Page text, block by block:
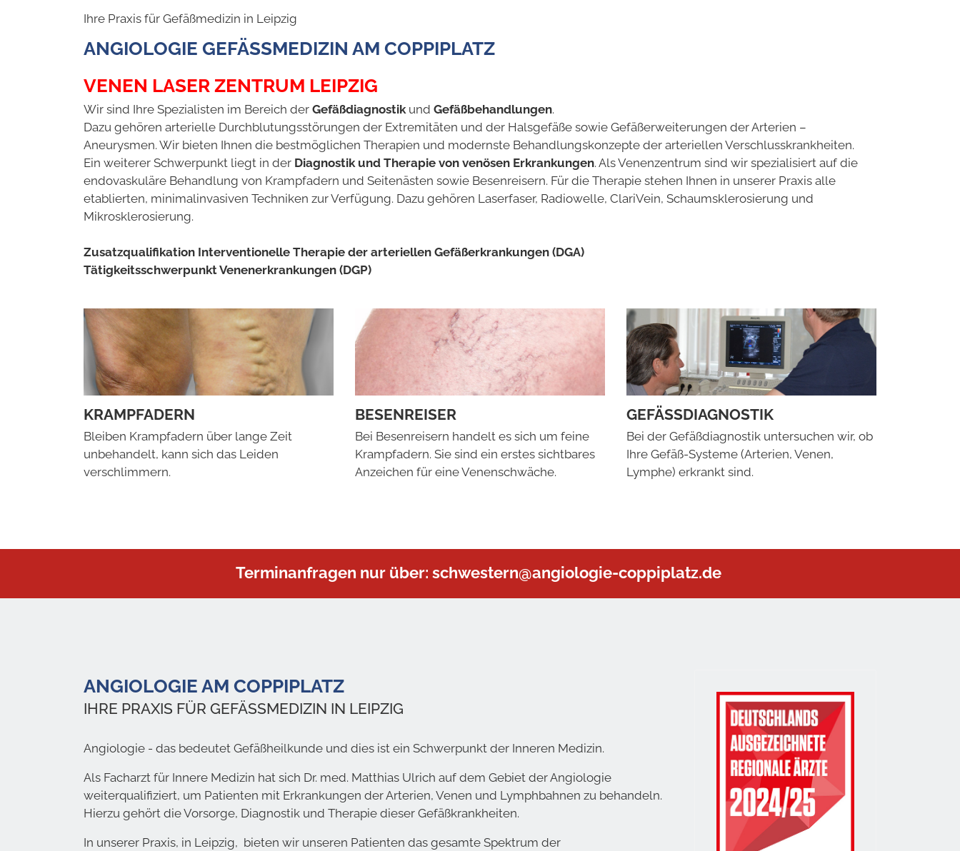
Ihre Praxis für Gefäßmedizin in Leipzig
ANGIOLOGIE GEFÄSSMEDIZIN AM COPPIPLATZ
VENEN LASER ZENTRUM LEIPZIG
Wir sind Ihre Spezialisten im Bereich der Gefäßdiagnostik und Gefäßbehandlungen.
Dazu gehören arterielle Durchblutungsstörungen der Extremitäten und der Halsgefäße sowie Gefäßerweiterungen der Arterien –
Aneurysmen. Wir bieten Ihnen die bestmöglichen Therapien und modernste Behandlungskonzepte der arteriellen Verschlusskrankheiten.
Ein weiterer Schwerpunkt liegt in der Diagnostik und Therapie von venösen Erkrankungen. Als Venenzentrum sind wir spezialisiert auf die
endovaskuläre Behandlung von Krampfadern und Seitenästen sowie Besenreisern. Für die Therapie stehen Ihnen in unserer Praxis alle
etablierten, minimalinvasiven Techniken zur Verfügung. Dazu gehören Laserfaser, Radiowelle, ClariVein, Schaumsklerosierung und
Mikrosklerosierung.
Zusatzqualifikation Interventionelle Therapie der arteriellen Gefäßerkrankungen (DGA)
Tätigkeitsschwerpunkt Venenerkrankungen (DGP)
KRAMPFADERN
Bleiben Krampfadern über lange Zeit
unbehandelt, kann sich das Leiden
verschlimmern.
BESENREISER
Bei Besenreisern handelt es sich um feine
Krampfadern. Sie sind ein erstes sichtbares
Anzeichen für eine Venenschwäche.
GEFÄSSDIAGNOSTIK
Bei der Gefäßdiagnostik untersuchen wir, ob
Ihre Gefäß-Systeme (Arterien, Venen,
Lymphe) erkrankt sind.
Terminanfragen nur über: schwestern@angiologie-coppiplatz.de
ANGIOLOGIE AM COPPIPLATZ
IHRE PRAXIS FÜR GEFÄSSMEDIZIN IN LEIPZIG
Angiologie - das bedeutet Gefäßheilkunde und dies ist ein Schwerpunkt der Inneren Medizin.
Als Facharzt für Innere Medizin hat sich Dr. med. Matthias Ulrich auf dem Gebiet der Angiologie
weiterqualifiziert, um Patienten mit Erkrankungen der Arterien, Venen und Lymphbahnen zu behandeln.
Hierzu gehört die Vorsorge, Diagnostik und Therapie dieser Gefäßkrankheiten.
In unserer Praxis, in Leipzig, bieten wir unseren Patienten das gesamte Spektrum der